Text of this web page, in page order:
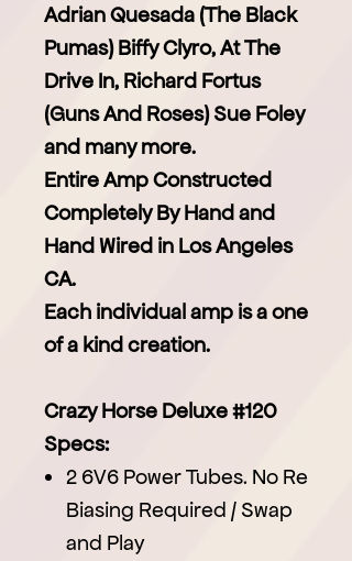
Adrian Quesada (The Black
Pumas) Biffy Clyro, At The
Drive In, Richard Fortus
(Guns And Roses) Sue Foley
and many more.
Entire Amp Constructed
Completely By Hand and
Hand Wired in Los Angeles
CA.
Each individual amp is a one
of a kind creation.
Crazy Horse Deluxe #120
Specs:
2 6V6 Power Tubes. No Re
Biasing Required / Swap
and Play